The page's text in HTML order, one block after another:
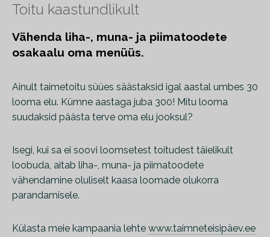
Toitu kaastundlikult
Vähenda liha-, muna- ja piimatoodete
osakaalu oma menüüs.
Ainult taimetoitu süües säästaksid igal aastal umbes 30
looma elu. Kümne aastaga juba 300! Mitu looma
suudaksid päästa terve oma elu jooksul?
Isegi, kui sa ei soovi loomsetest toitudest täielikult
loobuda, aitab liha-, muna- ja piimatoodete
vähendamine oluliselt kaasa loomade olukorra
parandamisele.
Külasta meie kampaania lehte www.taimneteisipäev.ee